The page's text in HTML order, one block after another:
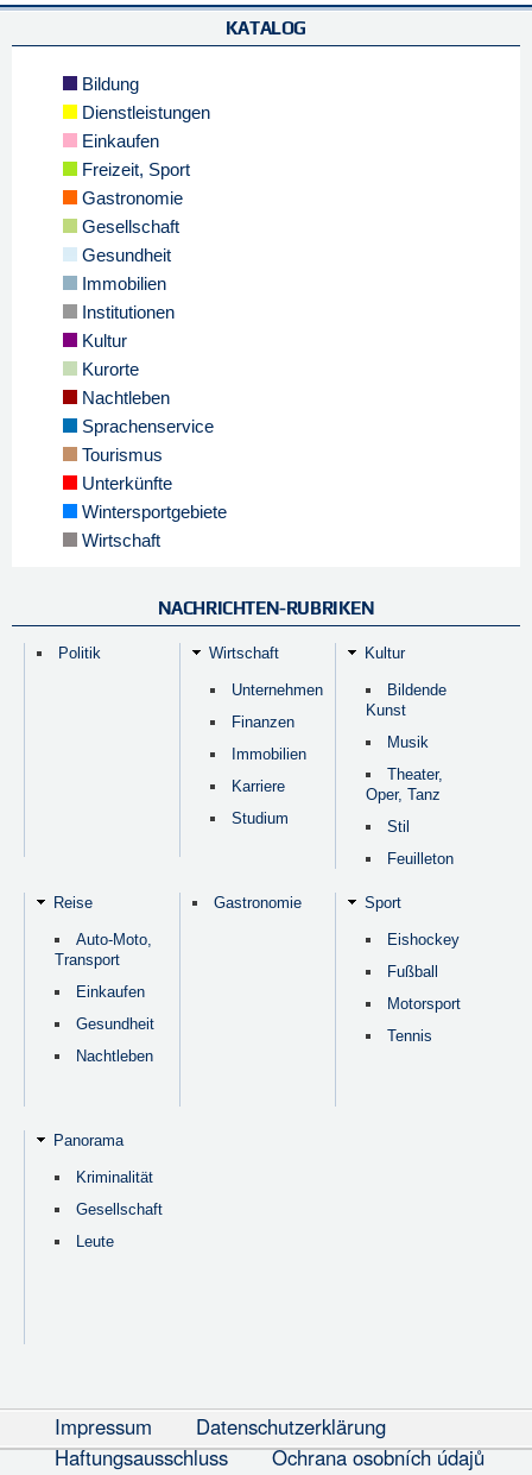
KATALOG
Bildung
Dienstleistungen
Einkaufen
Freizeit, Sport
Gastronomie
Gesellschaft
Gesundheit
Immobilien
Institutionen
Kultur
Kurorte
Nachtleben
Sprachenservice
Tourismus
Unterkünfte
Wintersportgebiete
Wirtschaft
NACHRICHTEN-RUBRIKEN
Politik Wirtschaft
Unternehmen
Finanzen
Immobilien
Karriere
Studium
Kultur
Bildende
Kunst
Musik
Theater,
Oper, Tanz
Stil
Feuilleton
Reise
Auto-Moto,
Transport
Einkaufen
Gesundheit
Nachtleben
Gastronomie Sport
Eishockey
Fußball
Motorsport
Tennis
Panorama
Kriminalität
Gesellschaft
Leute
Impressum
Datenschutzerklärung
Haftungsausschluss
Ochrana osobních údajů